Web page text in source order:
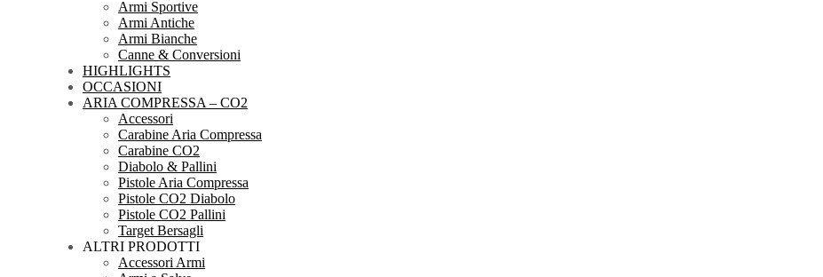
Armi Sportive
Armi Antiche
Armi Bianche
Canne & Conversioni
HIGHLIGHTS
OCCASIONI
ARIA COMPRESSA – CO2
Accessori
Carabine Aria Compressa
Carabine CO2
Diabolo & Pallini
Pistole Aria Compressa
Pistole CO2 Diabolo
Pistole CO2 Pallini
Target Bersagli
ALTRI PRODOTTI
Accessori Armi